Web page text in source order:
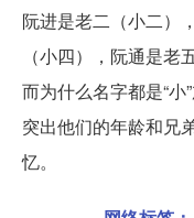
阮进是老二（小二）
（小四），阮通是老
而为什么名字都是“
突出他们的年龄和兄
忆。